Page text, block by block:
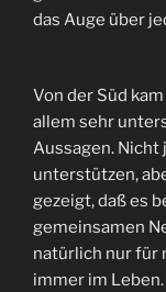
das Auge über
Von der Süd
allem sehr
Aussagen. Nicht
unterstützen,
gezeigt, daß es
gemeinsamen
natürlich nur für
immer im Leben.